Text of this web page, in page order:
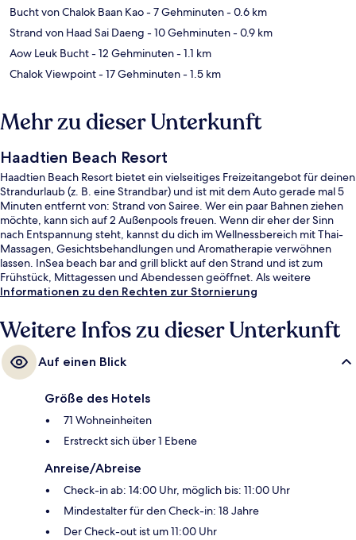
Bucht von Chalok Baan Kao- 7 Gehminuten- 0.6 km
Strand von Haad Sai Daeng - 10 Gehminuten- 0.9 km
Aow Leuk Bucht- 12 Gehminuten- 1.1 km
Chalok Viewpoint- 17 Gehminuten- 1.5 km
Mehr zu dieser Unterkunft
Haadtien Beach Resort
Haadtien Beach Resort bietet ein vielseitiges Freizeitangebot für deinen
Strandurlaub (z. B. eine Strandbar) und ist mit dem Auto gerade mal 5
Minuten entfernt von: Strand von Sairee. Wer ein paar Bahnen ziehen
möchte, kann sich auf 2 Außenpools freuen. Wenn dir eher der Sinn
nach Entspannung steht, kannst du dich im Wellnessbereich mit Thai-
Massagen, Gesichtsbehandlungen und Aromatherapie verwöhnen
lassen. InSea beach bar and grill blickt auf den Strand und ist zum
Frühstück, Mittagessen und Abendessen geöffnet. Als weitere
Highlights bietet dieses Resort im Boutique-Stil 2 Poolbars, eine
Informationen zu den Rechten zur Stornierung
Weitere Infos zu dieser Unterkunft
Auf einen Blick
Größe des Hotels
71 Wohneinheiten
Erstreckt sich über 1 Ebene
Anreise/Abreise
Check-in ab: 14:00 Uhr, möglich bis: 11:00 Uhr
Mindestalter für den Check-in: 18 Jahre
Der Check-out ist um 11:00 Uhr